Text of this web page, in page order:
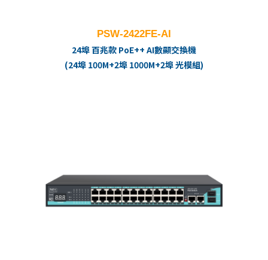
PSW-2422FE-AI
24埠 百兆款 PoE++ AI數顯交換機
(24埠 100M+2埠 1000M+2埠 光模組)